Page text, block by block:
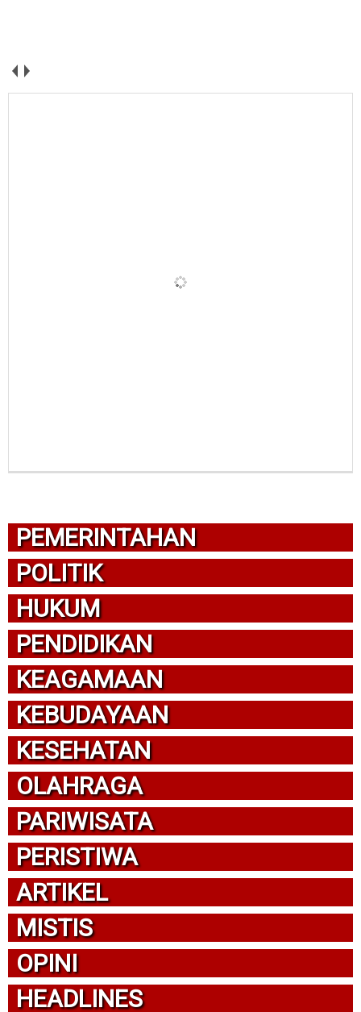
PEMERINTAHAN
POLITIK
HUKUM
PENDIDIKAN
KEAGAMAAN
KEBUDAYAAN
KESEHATAN
OLAHRAGA
PARIWISATA
PERISTIWA
ARTIKEL
MISTIS
OPINI
HEADLINES